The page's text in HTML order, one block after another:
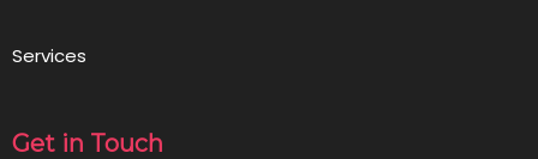
Services
Get in Touch